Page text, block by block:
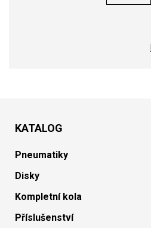
KATALOG
Pneumatiky
Disky
Kompletní kola
Příslušenství